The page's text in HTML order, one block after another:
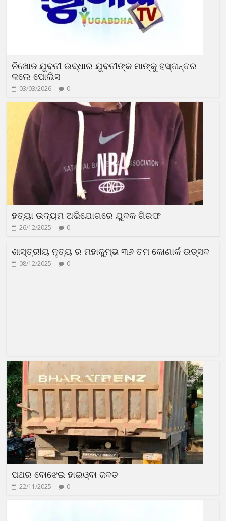
ନିଖୋଜ ଯୁବତୀ ଉଦ୍ଧାର ଯୁବତୀଙ୍କ ମାଙ୍କୁ ହସ୍ତାନ୍ତର
କଲେ ପୋଲିସ
03/03/2026 0
ହତ୍ୟା ଉଦ୍ୟମ ଅଭିଯୋଗରେ ଯୁବକ ଗିରଫ
26/12/2025 0
ଶାସ୍ତ୍ରୀୟ ନୃତ୍ୟ ର ମହାକୁମ୍ଭ ୩୬ ତମ କୋଣାର୍କ ଉତ୍ସବ
08/12/2025 0
ପଥର ବୋଝେଇ ହାଇଓ୍ବା ଜବତ
22/11/2025 0